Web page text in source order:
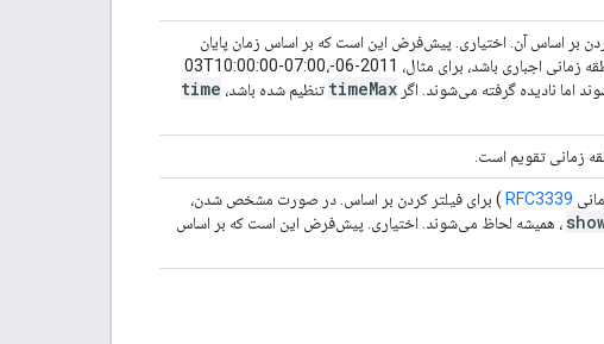
بر اساس آن. اختیاری. پیش‌فرض این است که بر اساس زمان پایان
فیلتر نشود. باید یک برچسب زمانی RFC3339 با انحراف منطقه زمانی اجباری باشد، برای مثال، 2011-06-03T10:00:00-07:00،
timeMax تنظیم شده باشد، time
زمانی تقویم است.
RFC3339 ) برای فیلتر کردن بر اساس. در صورت مشخص شدن،
، همیشه لحاظ می‌شوند. اختیاری. پیش‌فرض این است که بر اساس